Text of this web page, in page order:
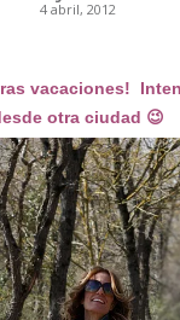
4 abril, 2012
vacaciones!
otra ciudad 😉